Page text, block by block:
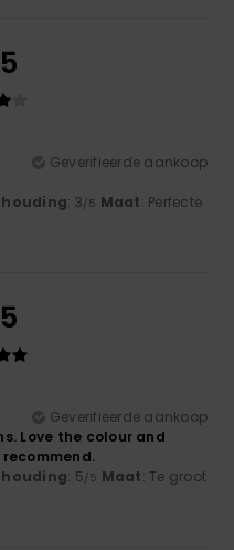
Geverifieerde aankoop
: 3/5 Maat: Perfecte
Geverifieerde aankoop
Love the colour and
: 5/5 Maat: Te groot